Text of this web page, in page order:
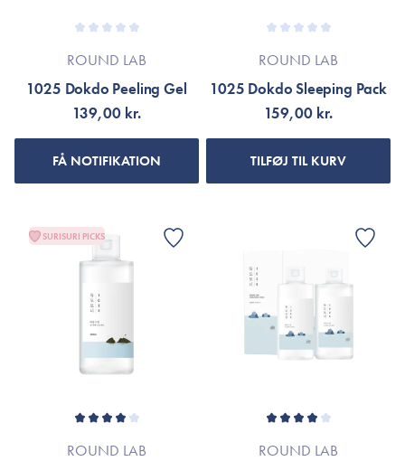
ROUND LAB
1025 Dokdo Peeling Gel
139,00 kr.
FÅ NOTIFIKATION
ROUND LAB
1025 Dokdo Sleeping Pack
159,00 kr.
TILFØJ TIL KURV
SURISURI PICKS
ROUND LAB
ROUND LAB